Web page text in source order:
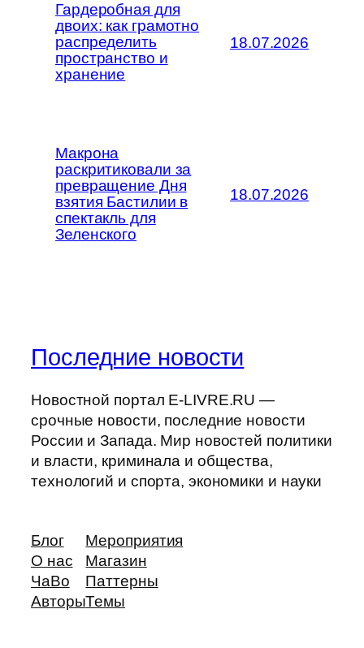
Гардеробная для
двоих: как грамотно
распределить
пространство и
хранение
18.07.2026
Макрона
раскритиковали за
превращение Дня
взятия Бастилии в
спектакль для
Зеленского
18.07.2026
Последние новости
Новостной портал E-LIVRE.RU —
срочные новости, последние новости
России и Запада. Мир новостей политики
и власти, криминала и общества,
технологий и спорта, экономики и науки
Блог
О нас
ЧаВо
Авторы
Мероприятия
Магазин
Паттерны
Темы